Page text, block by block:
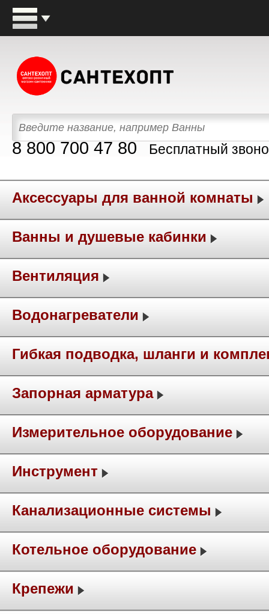
8 800 700 47 80 Бесплатный
Аксессуары для ванной комнаты
Ванны и душевые кабинки
Вентиляция
Водонагреватели
Гибкая подводка, шланги и
Запорная арматура
Измерительное оборудование
Инструмент
Канализационные системы
Котельное оборудование
Крепежи